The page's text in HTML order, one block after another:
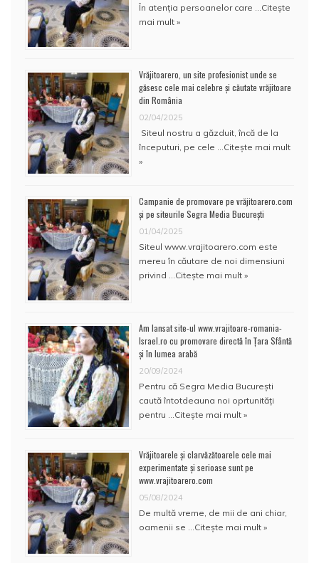
În atenţia persoanelor care …Citește
mai mult »
Vrăjitoarero, un site profesionist unde se
găsesc cele mai celebre și căutate vrăjitoare
din România
02/04/2025
Siteul nostru a găzduit, încă de la
începuturi, pe cele …Citește mai mult
»
Campanie de promovare pe vrăjitoarero.com
și pe siteurile Segra Media București
01/04/2025
Siteul www.vrajitoarero.com este
mereu în căutare de noi dimensiuni
privind …Citește mai mult »
Am lansat site-ul www.vrajitoare-romania-
Israel.ro cu promovare directă în Țara Sfântă
și în lumea arabă
20/09/2024
Pentru că Segra Media București
caută întotdeauna noi oprtunități
pentru …Citește mai mult »
Vrăjitoarele și clarvăzătoarele cele mai
experimentate și serioase sunt pe
www.vrajitoarero.com
05/08/2024
De multă vreme, de mii de ani chiar,
oamenii se …Citește mai mult »